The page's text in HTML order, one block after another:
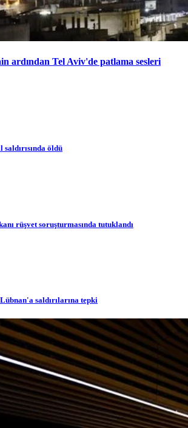
ardından Tel Aviv'de patlama sesleri
öldü
rüşvet soruşturmasında tutuklandı
saldırılarına tepki